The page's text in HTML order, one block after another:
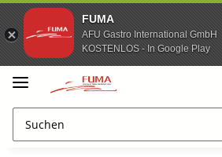
FUMA
AFU Gastro International GmbH
KOSTENLOS - In Google Play